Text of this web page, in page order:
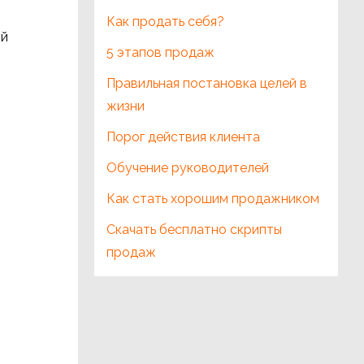
Как продать себя?
5 этапов продаж
Правильная постановка целей в
жизни
Порог действия клиента
Обучение руководителей
Как стать хорошим продажником
Скачать бесплатно скрипты
продаж